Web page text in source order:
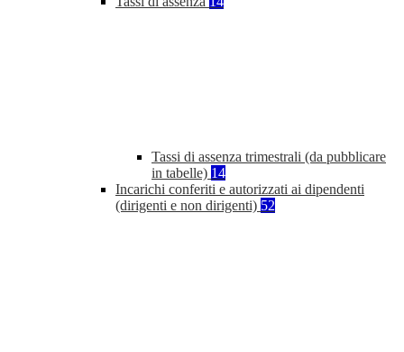
Tassi di assenza trimestrali (da pubblicare
in tabelle) 14
Incarichi conferiti e autorizzati ai dipendenti
(dirigenti e non dirigenti) 52